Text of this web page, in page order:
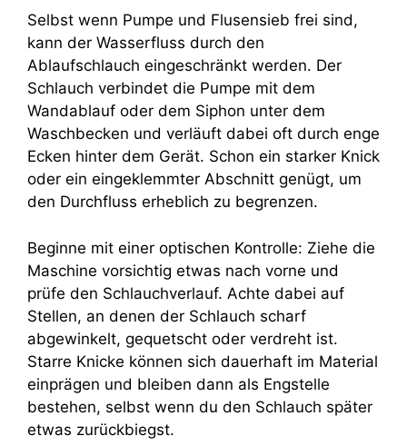
Selbst wenn Pumpe und Flusensieb frei sind,
kann der Wasserfluss durch den
Ablaufschlauch eingeschränkt werden. Der
Schlauch verbindet die Pumpe mit dem
Wandablauf oder dem Siphon unter dem
Waschbecken und verläuft dabei oft durch enge
Ecken hinter dem Gerät. Schon ein starker Knick
oder ein eingeklemmter Abschnitt genügt, um
den Durchfluss erheblich zu begrenzen.
Beginne mit einer optischen Kontrolle: Ziehe die
Maschine vorsichtig etwas nach vorne und
prüfe den Schlauchverlauf. Achte dabei auf
Stellen, an denen der Schlauch scharf
abgewinkelt, gequetscht oder verdreht ist.
Starre Knicke können sich dauerhaft im Material
einprägen und bleiben dann als Engstelle
bestehen, selbst wenn du den Schlauch später
etwas zurückbiegst.